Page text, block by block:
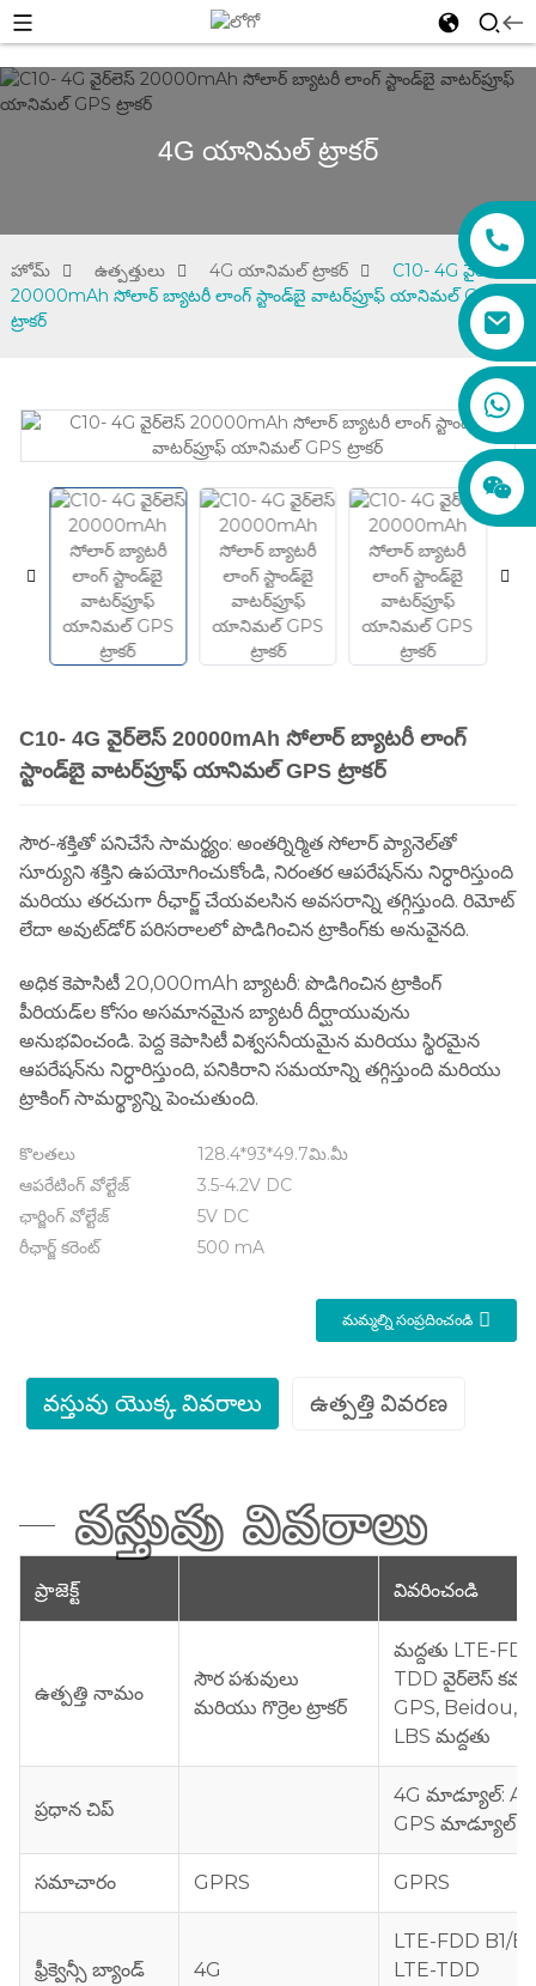
+86 159 8670 4515
+86 159 8667 0464
4G యానిమల్ ట్రాకర్
హోమ్ ఉత్పత్తులు 4G యానిమల్ ట్రాకర్
C10- 4G వైర్‌లెస్
20000mAh సోలార్ బ్యాటరీ లాంగ్ స్టాండ్‌బై వాటర్‌ప్రూఫ్ యానిమల్ GPS
ట్రాకర్
C10- 4G వైర్‌లెస్ 20000mAh సోలార్ బ్యాటరీ లాంగ్
స్టాండ్‌బై వాటర్‌ప్రూఫ్ యానిమల్ GPS ట్రాకర్
సౌర-శక్తితో పనిచేసే సామర్థ్యం: అంతర్నిర్మిత సోలార్ ప్యానెల్‌తో
సూర్యుని శక్తిని ఉపయోగించుకోండి, నిరంతర ఆపరేషన్‌ను నిర్ధారిస్తుంది
మరియు తరచుగా రీఛార్జ్ చేయవలసిన అవసరాన్ని తగ్గిస్తుంది. రిమోట్
లేదా అవుట్‌డోర్ పరిసరాలలో పొడిగించిన ట్రాకింగ్‌కు అనువైనది.
అధిక కెపాసిటీ 20,000mAh బ్యాటరీ: పొడిగించిన ట్రాకింగ్
పీరియడ్‌ల కోసం అసమానమైన బ్యాటరీ దీర్ఘాయువును
అనుభవించండి. పెద్ద కెపాసిటీ విశ్వసనీయమైన మరియు స్థిరమైన
ఆపరేషన్‌ను నిర్ధారిస్తుంది, పనికిరాని సమయాన్ని తగ్గిస్తుంది మరియు
ట్రాకింగ్ సామర్థ్యాన్ని పెంచుతుంది.
కొలతలు
128.4*93*49.7మి.మీ
ఆపరేటింగ్ వోల్టేజ్
3.5-4.2V DC
ఛార్జింగ్ వోల్టేజ్
5V DC
రీఛార్జ్ కరెంట్
500 mA
మమ్మల్ని సంప్రదించండి
వస్తువు యొక్క వివరాలు ఉత్పత్తి వివరణ
వస్తువు వివరాలు
ప్రాజెక్ట్ వివరించండి
ఉత్పత్తి నామం
సౌర పశువులు
మరియు గొర్రెల ట్రాకర్
మద్దతు LTE-
TDD వైర్‌లెస్
GPS, Beidou,
LBS మద్దతు
ప్రధాన చిప్
4G మాడ్యూల్:
GPS మాడ్యూల్:
సమాచారం GPRS GPRS
ఫ్రీక్వెన్సీ బ్యాండ్ 4G
LTE-FDD B1/
LTE-TDD